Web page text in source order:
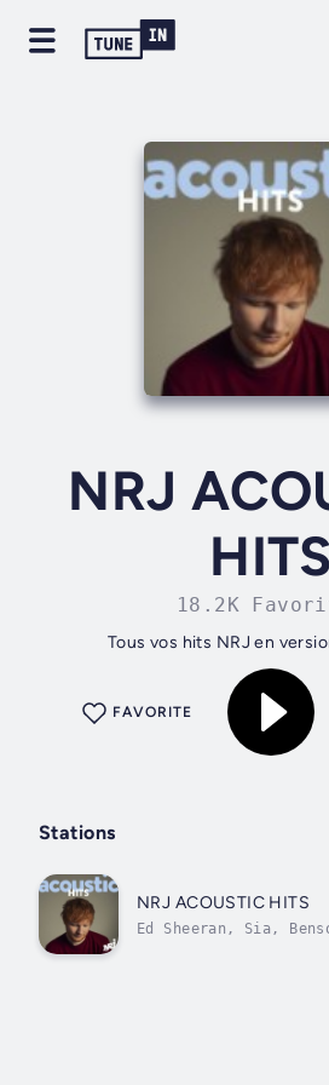
NRJ
HITS
18.2K
Tous vos hits NRJ en
FAVORITE
Stations
NRJ ACOUSTIC HITS
Ed Sheeran, Sia,